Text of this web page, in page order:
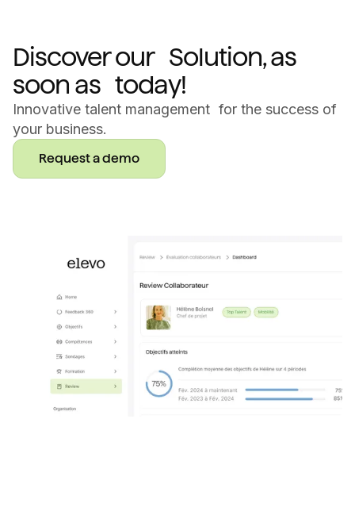
Discover our Solution, as
soon as today!
Innovative talent management for the success of
your business.
Request a demo